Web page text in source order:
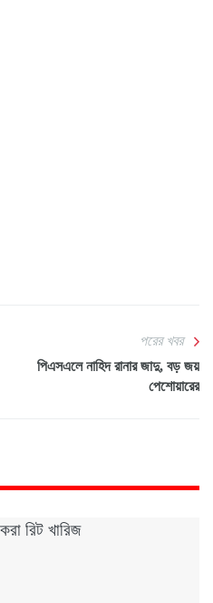
পরের খবর
পিএসএলে নাহিদ রানার জাদু, বড় জয়
পেশোয়ারের